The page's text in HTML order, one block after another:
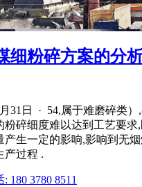
细粉碎方案的分
31日 · 54,属于难磨碎类
粉碎细度难以达到工艺要求,
产生一定的影响,影响到无
产过程 .
180 3780 8511